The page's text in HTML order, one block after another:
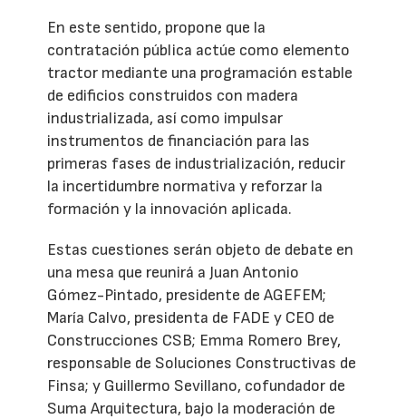
En este sentido, propone que la
contratación pública actúe como elemento
tractor mediante una programación estable
de edificios construidos con madera
industrializada, así como impulsar
instrumentos de financiación para las
primeras fases de industrialización, reducir
la incertidumbre normativa y reforzar la
formación y la innovación aplicada.
Estas cuestiones serán objeto de debate en
una mesa que reunirá a Juan Antonio
Gómez-Pintado, presidente de AGEFEM;
María Calvo, presidenta de FADE y CEO de
Construcciones CSB; Emma Romero Brey,
responsable de Soluciones Constructivas de
Finsa; y Guillermo Sevillano, cofundador de
Suma Arquitectura, bajo la moderación de